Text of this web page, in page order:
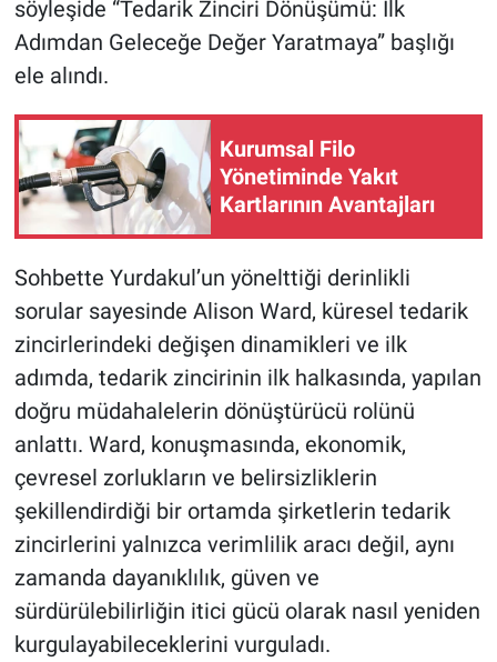
söyleşide “Tedarik Zinciri Dönüşümü: İlk
Adımdan Geleceğe Değer Yaratmaya” başlığı
ele alındı.
Kurumsal Filo
Yönetiminde Yakıt
Kartlarının Avantajları
Sohbette Yurdakul’un yönelttiği derinlikli
sorular sayesinde Alison Ward, küresel tedarik
zincirlerindeki değişen dinamikleri ve ilk
adımda, tedarik zincirinin ilk halkasında, yapılan
doğru müdahalelerin dönüştürücü rolünü
anlattı. Ward, konuşmasında, ekonomik,
çevresel zorlukların ve belirsizliklerin
şekillendirdiği bir ortamda şirketlerin tedarik
zincirlerini yalnızca verimlilik aracı değil, aynı
zamanda dayanıklılık, güven ve
sürdürülebilirliğin itici gücü olarak nasıl yeniden
kurgulayabileceklerini vurguladı.